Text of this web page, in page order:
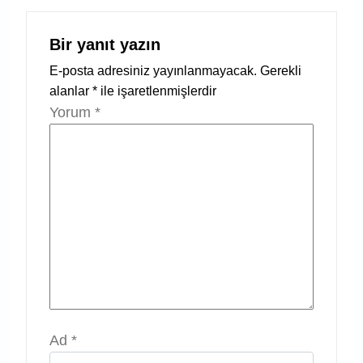
Bir yanıt yazın
E-posta adresiniz yayınlanmayacak. Gerekli
alanlar * ile işaretlenmişlerdir
Yorum *
Ad *